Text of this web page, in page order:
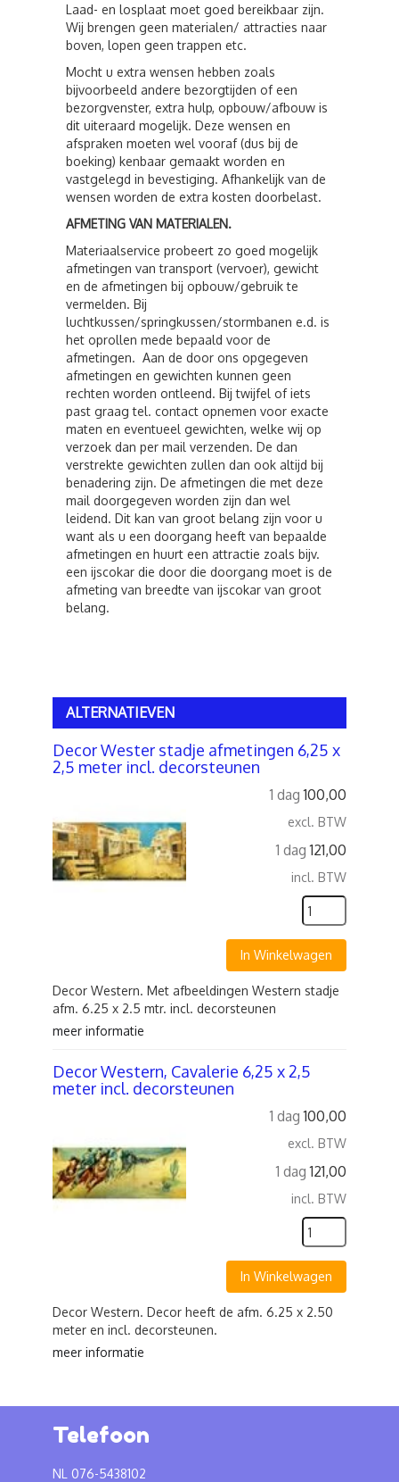
Laad- en losplaat moet goed bereikbaar zijn.
Wij brengen geen materialen/ attracties naar
boven, lopen geen trappen etc.
Mocht u extra wensen hebben zoals
bijvoorbeeld andere bezorgtijden of een
bezorgvenster, extra hulp, opbouw/afbouw is
dit uiteraard mogelijk. Deze wensen en
afspraken moeten wel vooraf (dus bij de
boeking) kenbaar gemaakt worden en
vastgelegd in bevestiging. Afhankelijk van de
wensen worden de extra kosten doorbelast.
AFMETING VAN MATERIALEN.
Materiaalservice probeert zo goed mogelijk
afmetingen van transport (vervoer), gewicht
en de afmetingen bij opbouw/gebruik te
vermelden. Bij
luchtkussen/springkussen/stormbanen e.d. is
het oprollen mede bepaald voor de
afmetingen. Aan de door ons opgegeven
afmetingen en gewichten kunnen geen
rechten worden ontleend. Bij twijfel of iets
past graag tel. contact opnemen voor exacte
maten en eventueel gewichten, welke wij op
verzoek dan per mail verzenden. De dan
verstrekte gewichten zullen dan ook altijd bij
benadering zijn. De afmetingen die met deze
mail doorgegeven worden zijn dan wel
leidend. Dit kan van groot belang zijn voor u
want als u een doorgang heeft van bepaalde
afmetingen en huurt een attractie zoals bijv.
een ijscokar die door die doorgang moet is de
afmeting van breedte van ijscokar van groot
belang.
ALTERNATIEVEN
Decor Wester stadje afmetingen 6,25 x
2,5 meter incl. decorsteunen
1 dag 100,00
excl. BTW
1 dag 121,00
incl. BTW
In Winkelwagen
Decor Western. Met afbeeldingen Western stadje
afm. 6.25 x 2.5 mtr. incl. decorsteunen
meer informatie
Decor Western, Cavalerie 6,25 x 2,5
meter incl. decorsteunen
1 dag 100,00
excl. BTW
1 dag 121,00
incl. BTW
In Winkelwagen
Decor Western. Decor heeft de afm. 6.25 x 2.50
meter en incl. decorsteunen.
meer informatie
Telefoon
NL 076-5438102